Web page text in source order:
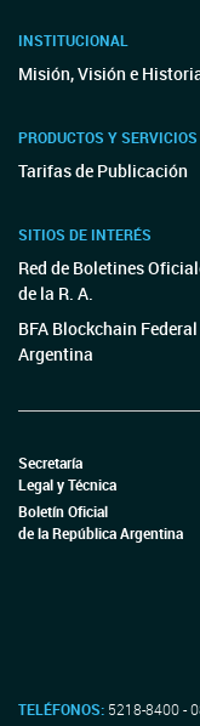
INSTITUCIONAL
Misión, Visión e
PRODUCTOS Y SERVICIOS
Tarifas de Publicación
SITIOS DE INTERÉS
Red de Boletines
de la R. A.
BFA Blockchain Federal
Argentina
Secretaría
Legal y Técnica
Boletín Oficial
de la República Argentina
TELÉFONOS: 5218-8400 -